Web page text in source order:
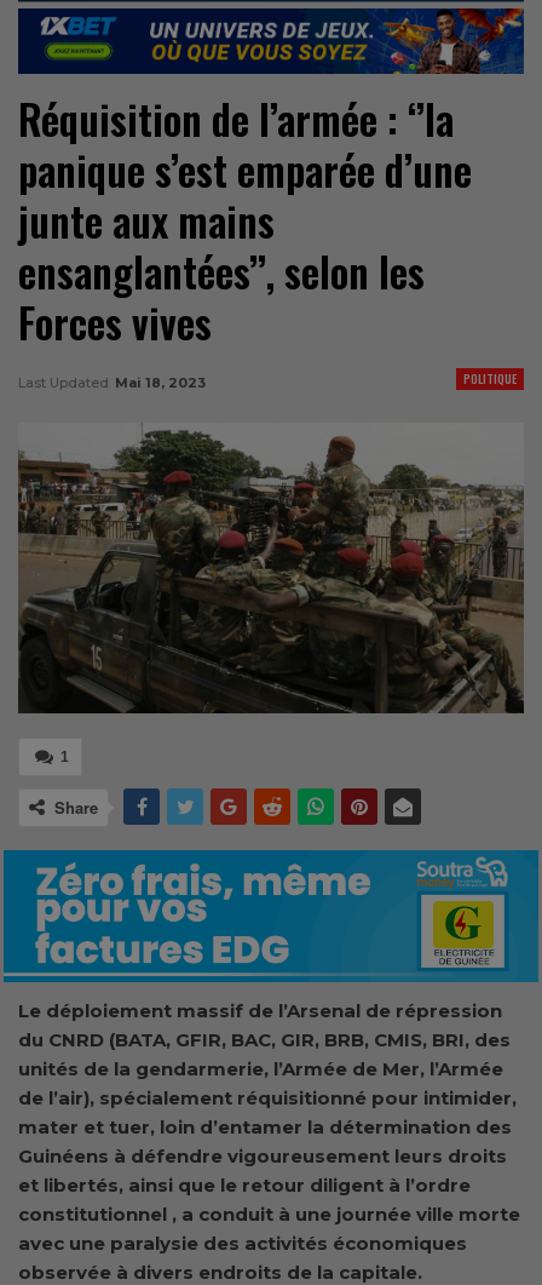
Réquisition de l’armée : ‘’la
panique s’est emparée d’une
junte aux mains
ensanglantées’’, selon les
Forces vives
POLITIQUE
Last Updated Mai 18, 2023
1
Share
Le déploiement massif de l’Arsenal de répression
du CNRD (BATA, GFIR, BAC, GIR, BRB, CMIS, BRI, des
unités de la gendarmerie, l’Armée de Mer, l’Armée
de l’air), spécialement réquisitionné pour intimider,
mater et tuer, loin d’entamer la détermination des
Guinéens à défendre vigoureusement leurs droits
et libertés, ainsi que le retour diligent à l’ordre
constitutionnel , a conduit à une journée ville morte
avec une paralysie des activités économiques
observée à divers endroits de la capitale.